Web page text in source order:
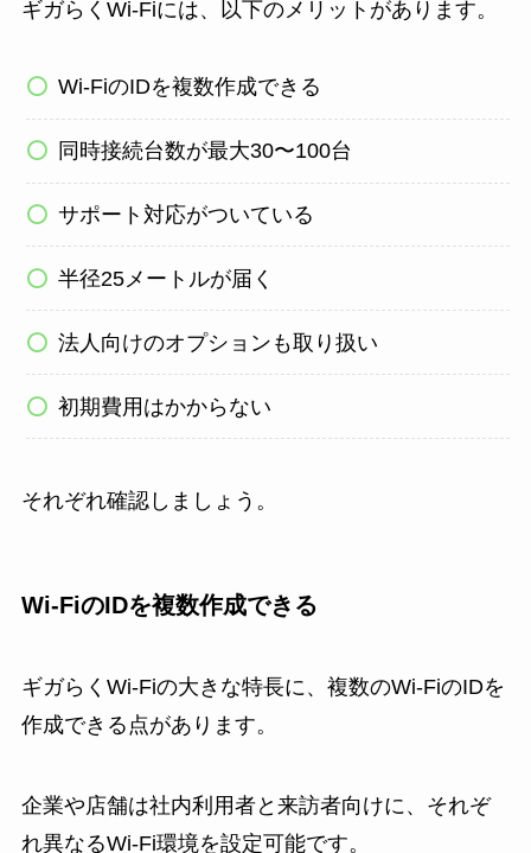
ギガらくWi-Fiには、以下のメリットがあります。
Wi-FiのIDを複数作成できる
同時接続台数が最大30〜100台
サポート対応がついている
半径25メートルが届く
法人向けのオプションも取り扱い
初期費用はかからない
それぞれ確認しましょう。
Wi-FiのIDを複数作成できる
ギガらくWi-Fiの大きな特長に、複数のWi-FiのIDを
作成できる点があります。
企業や店舗は社内利用者と来訪者向けに、それぞ
れ異なるWi-Fi環境を設定可能です。